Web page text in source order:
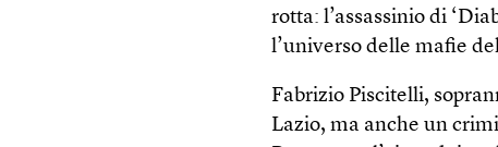
rotta: l’assassinio di
l’universo delle mafie
Fabrizio Piscitelli,
Lazio, ma anche un